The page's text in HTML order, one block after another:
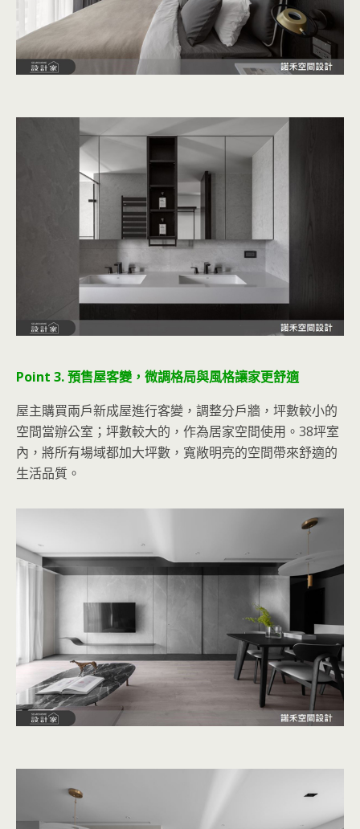
Point 3. 預售屋客變，微調格局與風格讓家更舒適
屋主購買兩戶新成屋進行客變，調整分戶牆，坪數較小的
空間當辦公室；坪數較大的，作為居家空間使用。38坪室
內，將所有場域都加大坪數，寬敞明亮的空間帶來舒適的
生活品質。